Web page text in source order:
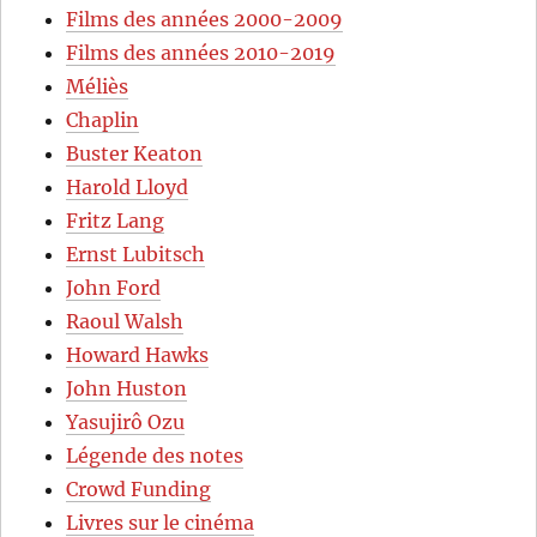
Films des années 2000-2009
Films des années 2010-2019
Méliès
Chaplin
Buster Keaton
Harold Lloyd
Fritz Lang
Ernst Lubitsch
John Ford
Raoul Walsh
Howard Hawks
John Huston
Yasujirô Ozu
Légende des notes
Crowd Funding
Livres sur le cinéma